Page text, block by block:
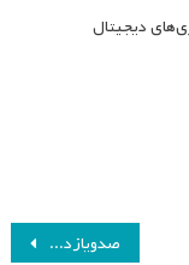
دیجیتال
صدویازدهمین جلسه هیئت مدیره انجمن مطالعات برنامه درسی ایران